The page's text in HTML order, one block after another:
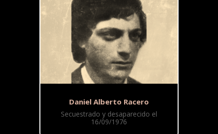
Daniel Alberto Racero
Secuestrado y desaparecido el
16/09/1976